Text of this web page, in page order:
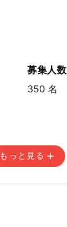
募集人数
350 名
もっと見る